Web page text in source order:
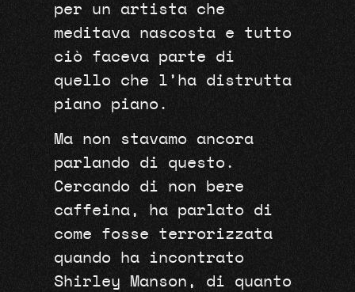
per un artista che
meditava nascosta e tutto
ciò faceva parte di
quello che l’ha distrutta
piano piano.
Ma non stavamo ancora
parlando di questo.
Cercando di non bere
caffeina, ha parlato di
come fosse terrorizzata
quando ha incontrato
Shirley Manson, di quanto